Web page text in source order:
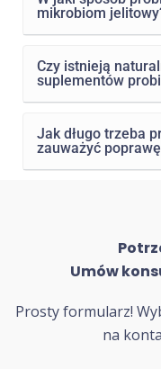
mikrobiom
Czy istnieją
suplementów
Jak długo trzeba
zauważyć
Umów
Prosty formularz!
na